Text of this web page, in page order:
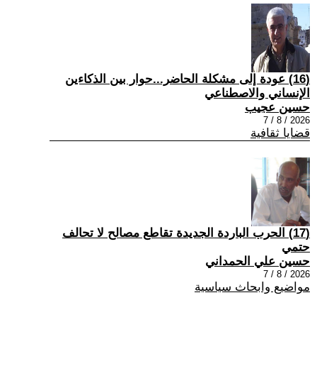
(16) عودة إلى مشكلة الحاضر...حوار بين الذكاءين
الإنساني والاصطناعي
حسين عجيب
2026 / 8 / 7
قضايا ثقافية
(17) الحرب الباردة الجديدة تقاطع مصالح لا تحالف
حتمي
حسين علي الحمداني
2026 / 8 / 7
مواضيع وابحاث سياسية